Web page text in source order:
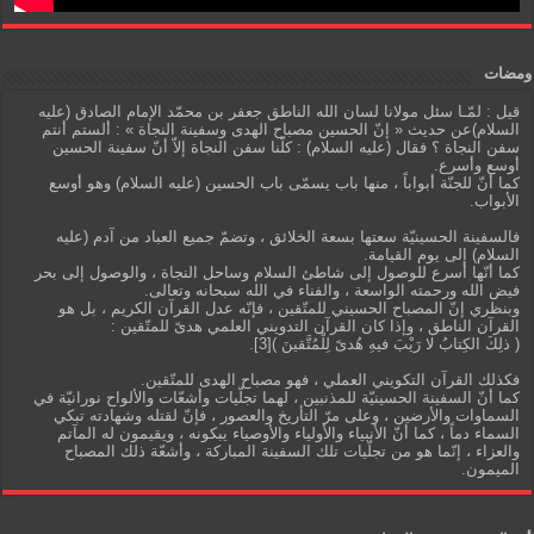
ومضات
قيل : لمّـا سئل مولانا لسان الله الناطق جعفر بن محمّد الإمام الصادق (عليه
السلام)عن حديث « إنّ الحسين مصباح الهدى وسفينة النجاة » : ألستم أنتم
سفن النجاة ؟ فقال (عليه السلام) : كلّنا سفن النجاة إلاّ أنّ سفينة الحسين
أوسع وأسرع.
كما أنّ للجنّة أبواباً ، منها باب يسمّى باب الحسين (عليه السلام) وهو أوسع
الأبواب.
فالسفينة الحسينيّة سعتها بسعة الخلائق ، وتضمّ جميع العباد من آدم (عليه
السلام) إلى يوم القيامة.
كما أنّها أسرع للوصول إلى شاطئ السلام وساحل النجاة ، والوصول إلى بحر
فيض الله ورحمته الواسعة ، والفناء في الله سبحانه وتعالى.
وبنظري إنّ المصباح الحسيني للمتّقين ، فإنّه عدل القرآن الكريم ، بل هو
القرآن الناطق ، وإذا كان القرآن التدويني العلمي هدىً للمتّقين :
( ذلِكَ الكِتابُ لا رَيْبَ فيهِ هُدىً لِلْمُتَّقينَ )[3].
فكذلك القرآن التكويني العملي ، فهو مصباح الهدى للمتّقين.
كما أنّ السفينة الحسينيّة للمذنبين ، لهما تجلّيات وأشعّات والألواح نورانيّة في
السماوات والأرضين ، وعلى مرّ التأريخ والعصور ، فإنّ لقتله وشهادته تبكي
السماء دماً ، كما أنّ الأنبياء والأولياء والأوصياء يبكونه ، ويقيمون له المآتم
والعزاء ، إنّما هو من تجلّيات تلك السفينة المباركة ، وأشعّة ذلك المصباح
الميمون.